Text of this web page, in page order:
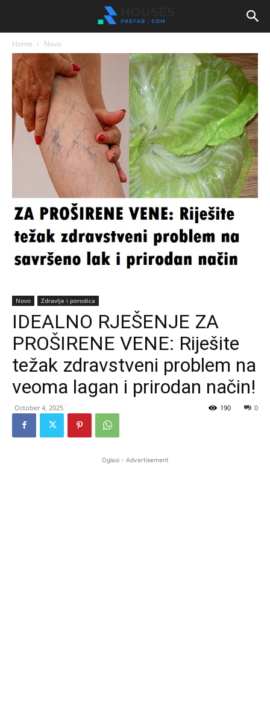
Home Novo
Novo Zdravlje i porodica
IDEALNO RJEŠENJE ZA
PROŠIRENE VENE: Riješite
težak zdravstveni problem na
veoma lagan i prirodan način!
October 4, 2025 0
190
Oglasi - Advertisement